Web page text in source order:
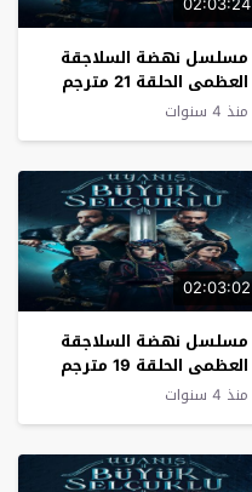
مسلسل نهضة السلاجقة
العظمى الحلقة 21 مترجم
منذ 4 سنوات
02:03:02
مسلسل نهضة السلاجقة
العظمى الحلقة 19 مترجم
منذ 4 سنوات